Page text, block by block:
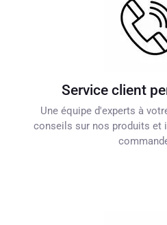
Service client
Une équipe d'experts à
conseils sur nos produits et